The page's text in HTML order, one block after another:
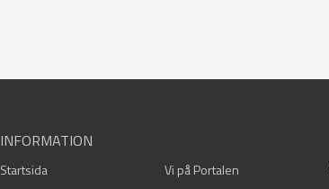
INFORMATION
Startsida Vi på Portalen